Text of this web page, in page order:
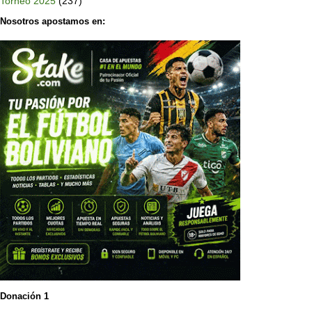
Nosotros apostamos en:
Donación 1